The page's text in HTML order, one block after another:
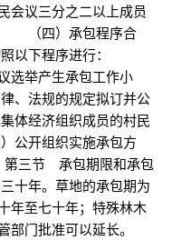
会议三分之二以上成员
（四）承包程序合
以下程序进行：
选举产生承包工作小
法规的规定拟订并公
经济组织成员的村民
开组织实施承包方
节 承包期限和承包
年。草地的承包期为
年至七十年；特殊林木
门批准可以延长。